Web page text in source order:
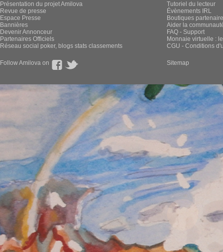
Présentation du projet Amilova
Revue de presse
Espace Presse
Bannières
Devenir Annonceur
Partenaires Officiels
Réseau social poker, blogs stats classements
Tutoriel du lecteur
Évènements IRL
Boutiques
Aider la
FAQ - Support
Monnaie virtuelle :
CGU - Conditions
Follow Amilova on Sitemap